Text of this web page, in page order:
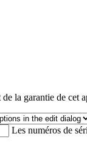
la garantie de cet
Les numéros de